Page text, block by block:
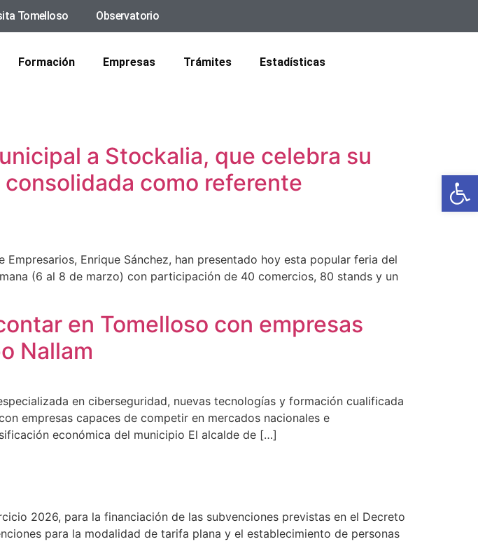
Tomelloso Observatorio
Formación Empresas Trámites Estadísticas
a Stockalia, que celebra su
como referente
Enrique Sánchez, han presentado hoy esta popular feria del
(6 al 8 de marzo) con participación de 40 comercios, 80 stands y un
en Tomelloso con empresas
Nallam
en ciberseguridad, nuevas tecnologías y formación cualificada
empresas capaces de competir en mercados nacionales e
económica del municipio El alcalde de […]
2026, para la financiación de las subvenciones previstas en el Decreto
para la modalidad de tarifa plana y el establecimiento de personas
Abrir